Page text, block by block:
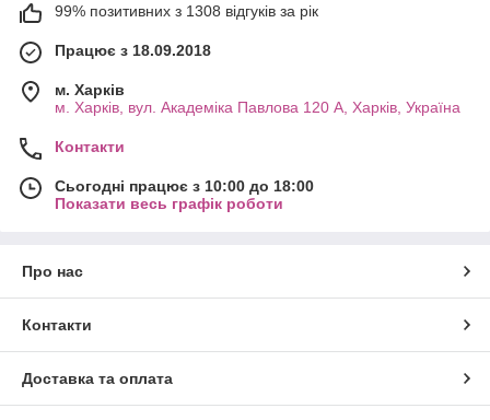
99% позитивних з 1308 відгуків за рік
Працює з 18.09.2018
м. Харків
м. Харків, вул. Академіка Павлова 120 А, Харків, Україна
Контакти
Сьогодні працює з 10:00 до 18:00
Показати весь графік роботи
Про нас
Контакти
Доставка та оплата